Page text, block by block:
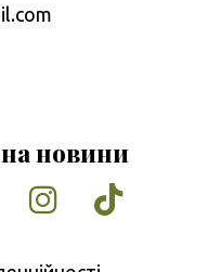
новини
Instagram
Tiktok